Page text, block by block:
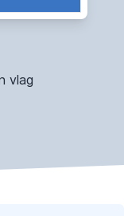
vlag